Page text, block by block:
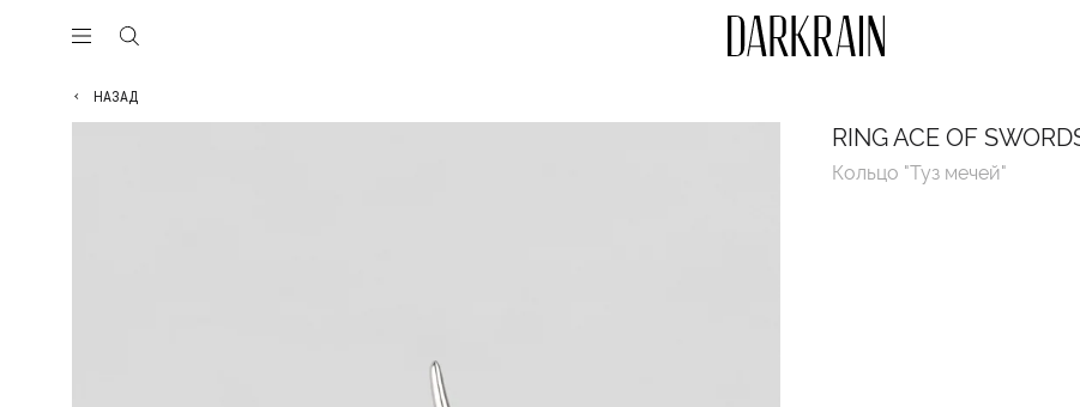
НАЗАД
RING ACE OF
Кольцо "Туз мечей"